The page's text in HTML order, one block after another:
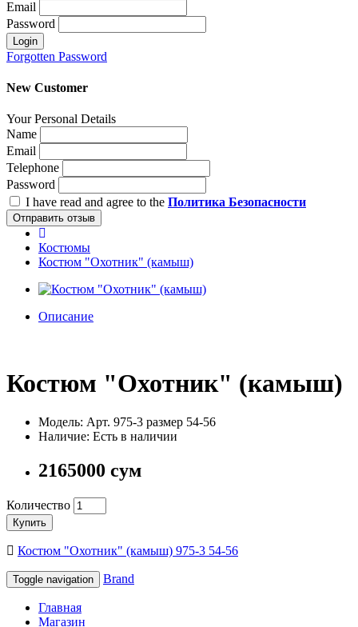
Email
Password
Login
Forgotten Password
New Customer
Your Personal Details
Name
Email
Telephone
Password
I have read and agree to the Политика Безопасности
Отправить отзыв
Костюмы
Костюм "Охотник" (камыш)
Описание
Костюм "Охотник" (камыш)
Модель: Арт. 975-3 размер 54-56
Наличие: Есть в наличии
2165000 сум
Количество
Купить
Костюм "Охотник" (камыш) 975-3 54-56
Toggle navigation Brand
Главная
Магазин